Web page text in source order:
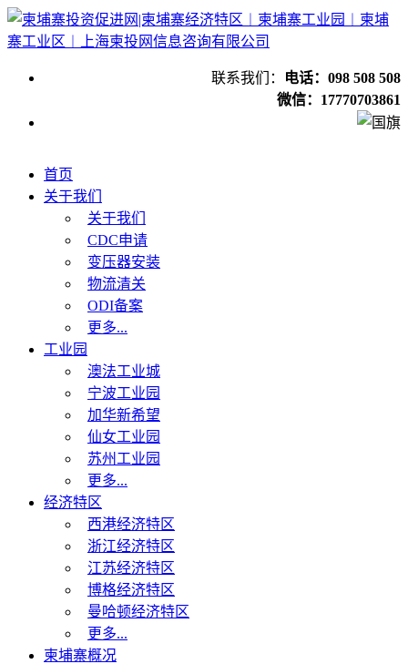
联系我们：
电话：098 508 508
微信：17770703861
首页
关于我们
关于我们
CDC申请
变压器安装
物流清关
ODI备案
更多...
工业园
澳法工业城
宁波工业园
加华新希望
仙女工业园
苏州工业园
更多...
经济特区
西港经济特区
浙江经济特区
江苏经济特区
博格经济特区
曼哈顿经济特区
更多...
柬埔寨概况